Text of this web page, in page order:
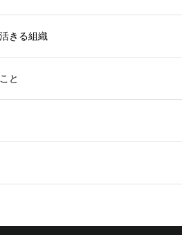
きる組織
と